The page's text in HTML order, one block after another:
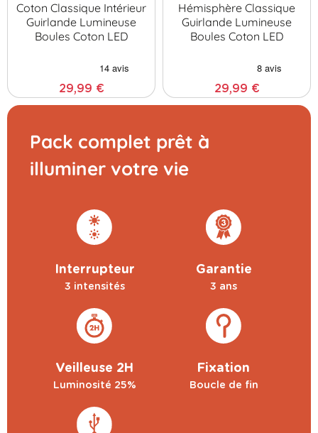
Coton Classique Intérieur
Guirlande Lumineuse
Boules Coton LED
29,99 €
Pack complet prêt à
illuminer votre vie
Interrupteur
3 intensités
Veilleuse 2H
Luminosité 25%
Garantie
3 ans
Fixation
Boucle de fin
Hémisphère Classique
Guirlande Lumineuse
Boules Coton LED
29,99 €